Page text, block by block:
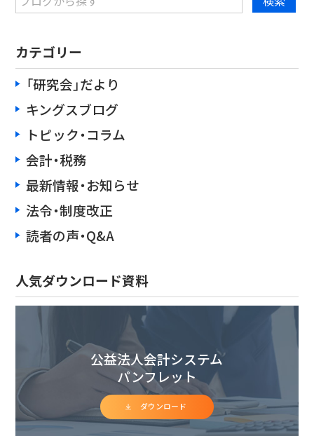
カテゴリー
「研究会」だより
キングスブログ
トピック・コラム
会計・税務
最新情報・お知らせ
法令・制度改正
読者の声・Q&A
人気ダウンロード資料
公益法人会計システム
パンフレット
ダウンロード